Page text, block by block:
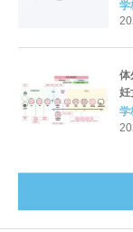
新
学
体
妊
ゲ
学